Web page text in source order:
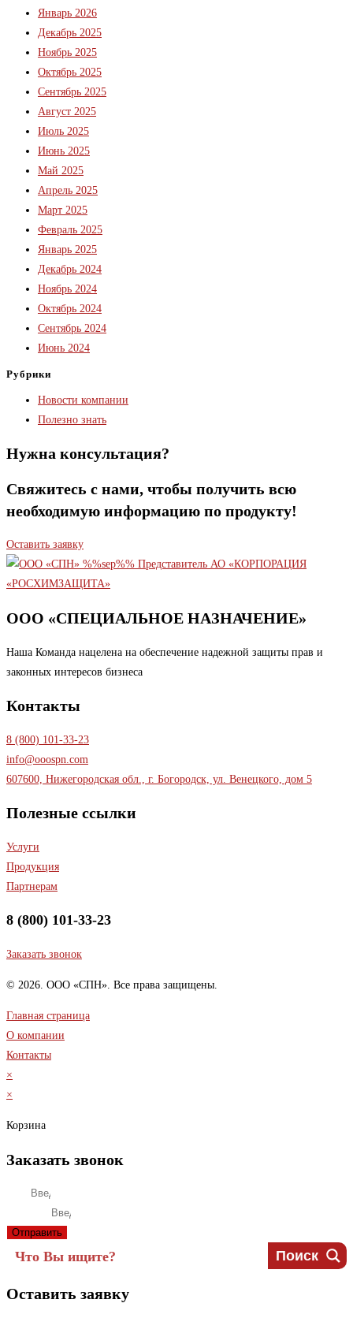
Январь 2026
Декабрь 2025
Ноябрь 2025
Октябрь 2025
Сентябрь 2025
Август 2025
Июль 2025
Июнь 2025
Май 2025
Апрель 2025
Март 2025
Февраль 2025
Январь 2025
Декабрь 2024
Ноябрь 2024
Октябрь 2024
Сентябрь 2024
Июнь 2024
Рубрики
Новости компании
Полезно знать
Нужна консультация?
Свяжитесь с нами, чтобы получить всю
необходимую информацию по продукту!
Оставить заявку
ООО «СПЕЦИАЛЬНОЕ НАЗНАЧЕНИЕ»
Наша Команда нацелена на обеспечение надежной защиты прав и
законных интересов бизнеса
Контакты
8 (800) 101-33-23
info@ooospn.com
607600, Нижегородская обл., г. Богородск, ул. Венецкого, дом 5
Полезные ссылки
Услуги
Продукция
Партнерам
8 (800) 101-33-23
Заказать звонок
© 2026. ООО «СПН». Все права защищены.
Главная страница
О компании
Контакты
×
×
Корзина
Заказать звонок
Отправить
Поиск
Оставить заявку